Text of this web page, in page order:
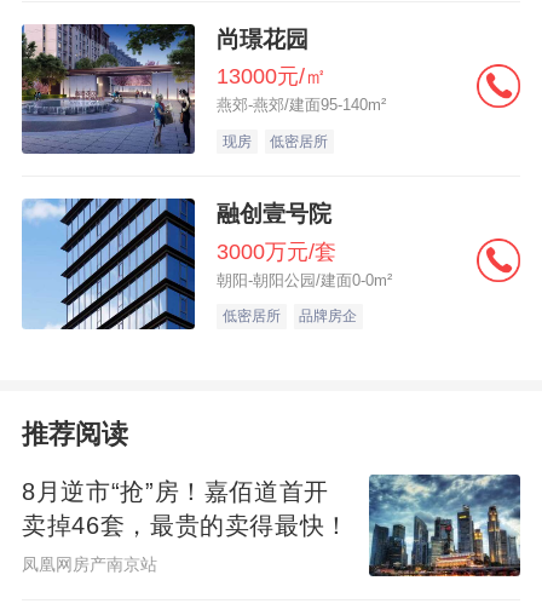
尚璟花园
13000元/㎡
燕郊-燕郊/建面95-140m²
现房 低密居所
融创壹号院
3000万元/套
朝阳-朝阳公园/建面0-0m²
低密居所 品牌房企
推荐阅读
8月逆市“抢”房！嘉佰道首开
卖掉46套，最贵的卖得最快！
凤凰网房产南京站